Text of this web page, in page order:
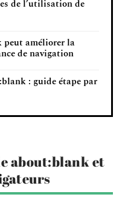
de l’utilisation de
peut améliorer la
de navigation
: guide étape par
about:blank et